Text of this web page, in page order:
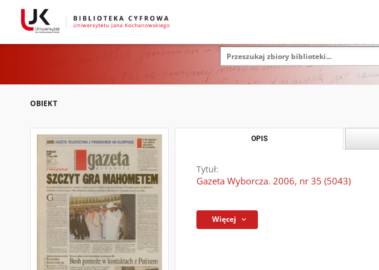
OBIEKT
OPIS
Tytuł:
Gazeta Wyborcza. 2006, nr 35 (5043)
Więcej